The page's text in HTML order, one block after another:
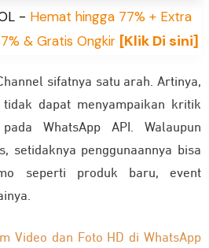
- Hemat hingga 77% + Extra
& Gratis Ongkir [Klik Di sini]
sifatnya satu arah. Artinya,
dapat menyampaikan kritik
WhatsApp API. Walaupun
setidaknya penggunaannya bisa
seperti produk baru, event
Video dan Foto HD di WhatsApp